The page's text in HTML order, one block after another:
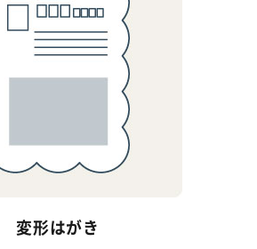
変形はがき